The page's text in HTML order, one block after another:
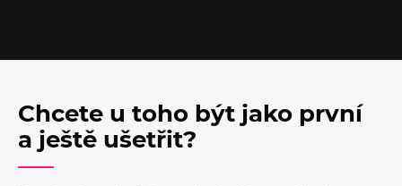
Chcete u toho být jako první
a ještě ušetřit?